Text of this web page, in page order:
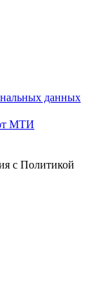
данных
МТИ
с Политикой